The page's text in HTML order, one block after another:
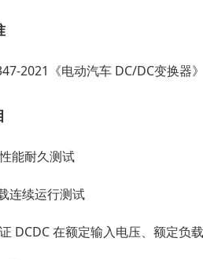
2021《电动汽车 DC/DC变换器》
能耐久测试
连续运行测试
DCDC 在额定输入电压、额定负